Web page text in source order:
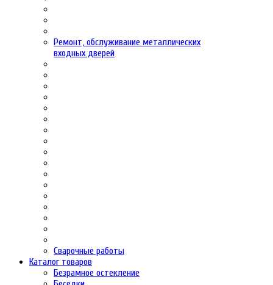
Ремонт, обслуживание металлических
входных дверей
Сварочные работы
Каталог товаров
Безрамное остекление